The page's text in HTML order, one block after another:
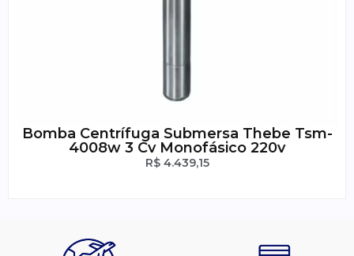
Bomba Centrífuga Submersa Thebe Tsm-
4008w 3 Cv Monofásico 220v
R$4.439,15